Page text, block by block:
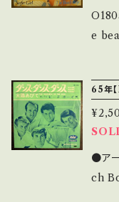
知ら
e beach boys ●
(国内盤・見本
面に
もそ
65年
●ア
ch Boys ●曲 A/ダンス・ダン